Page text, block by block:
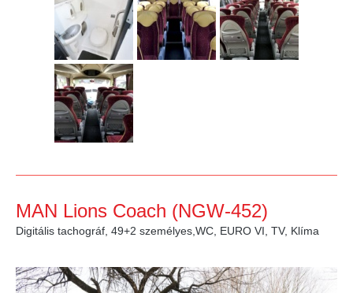
MAN Lions Coach (NGW-452)
Digitális tachográf, 49+2 személyes,WC, EURO VI, TV, Klíma